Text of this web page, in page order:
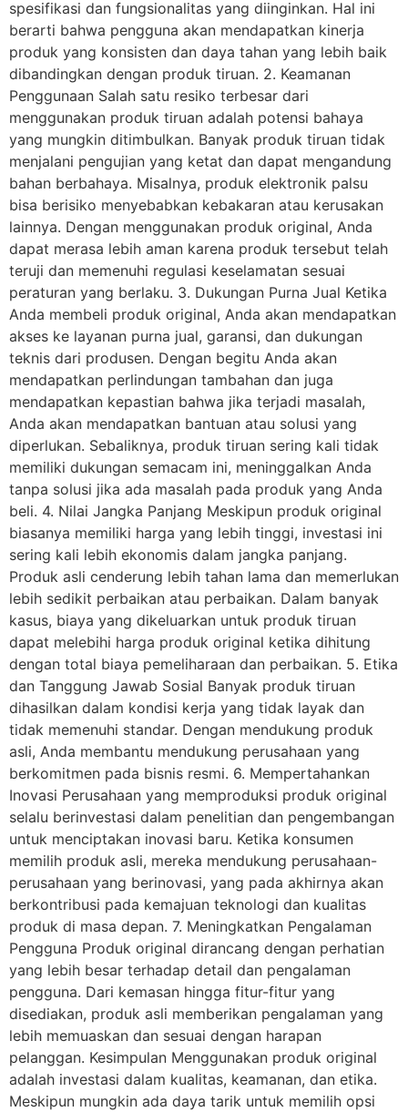
spesifikasi dan fungsionalitas yang diinginkan. Hal ini
berarti bahwa pengguna akan mendapatkan kinerja
produk yang konsisten dan daya tahan yang lebih baik
dibandingkan dengan produk tiruan. 2. Keamanan
Penggunaan Salah satu resiko terbesar dari
menggunakan produk tiruan adalah potensi bahaya
yang mungkin ditimbulkan. Banyak produk tiruan tidak
menjalani pengujian yang ketat dan dapat mengandung
bahan berbahaya. Misalnya, produk elektronik palsu
bisa berisiko menyebabkan kebakaran atau kerusakan
lainnya. Dengan menggunakan produk original, Anda
dapat merasa lebih aman karena produk tersebut telah
teruji dan memenuhi regulasi keselamatan sesuai
peraturan yang berlaku. 3. Dukungan Purna Jual Ketika
Anda membeli produk original, Anda akan mendapatkan
akses ke layanan purna jual, garansi, dan dukungan
teknis dari produsen. Dengan begitu Anda akan
mendapatkan perlindungan tambahan dan juga
mendapatkan kepastian bahwa jika terjadi masalah,
Anda akan mendapatkan bantuan atau solusi yang
diperlukan. Sebaliknya, produk tiruan sering kali tidak
memiliki dukungan semacam ini, meninggalkan Anda
tanpa solusi jika ada masalah pada produk yang Anda
beli. 4. Nilai Jangka Panjang Meskipun produk original
biasanya memiliki harga yang lebih tinggi, investasi ini
sering kali lebih ekonomis dalam jangka panjang.
Produk asli cenderung lebih tahan lama dan memerlukan
lebih sedikit perbaikan atau perbaikan. Dalam banyak
kasus, biaya yang dikeluarkan untuk produk tiruan
dapat melebihi harga produk original ketika dihitung
dengan total biaya pemeliharaan dan perbaikan. 5. Etika
dan Tanggung Jawab Sosial Banyak produk tiruan
dihasilkan dalam kondisi kerja yang tidak layak dan
tidak memenuhi standar. Dengan mendukung produk
asli, Anda membantu mendukung perusahaan yang
berkomitmen pada bisnis resmi. 6. Mempertahankan
Inovasi Perusahaan yang memproduksi produk original
selalu berinvestasi dalam penelitian dan pengembangan
untuk menciptakan inovasi baru. Ketika konsumen
memilih produk asli, mereka mendukung perusahaan-
perusahaan yang berinovasi, yang pada akhirnya akan
berkontribusi pada kemajuan teknologi dan kualitas
produk di masa depan. 7. Meningkatkan Pengalaman
Pengguna Produk original dirancang dengan perhatian
yang lebih besar terhadap detail dan pengalaman
pengguna. Dari kemasan hingga fitur-fitur yang
disediakan, produk asli memberikan pengalaman yang
lebih memuaskan dan sesuai dengan harapan
pelanggan. Kesimpulan Menggunakan produk original
adalah investasi dalam kualitas, keamanan, dan etika.
Meskipun mungkin ada daya tarik untuk memilih opsi